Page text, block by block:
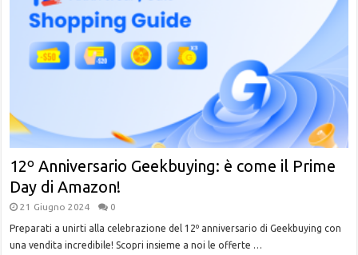
12º Anniversario Geekbuying: è come il Prime
Day di Amazon!
21 Giugno 2024 0
Preparati a unirti alla celebrazione del 12º anniversario di Geekbuying con
una vendita incredibile! Scopri insieme a noi le offerte …